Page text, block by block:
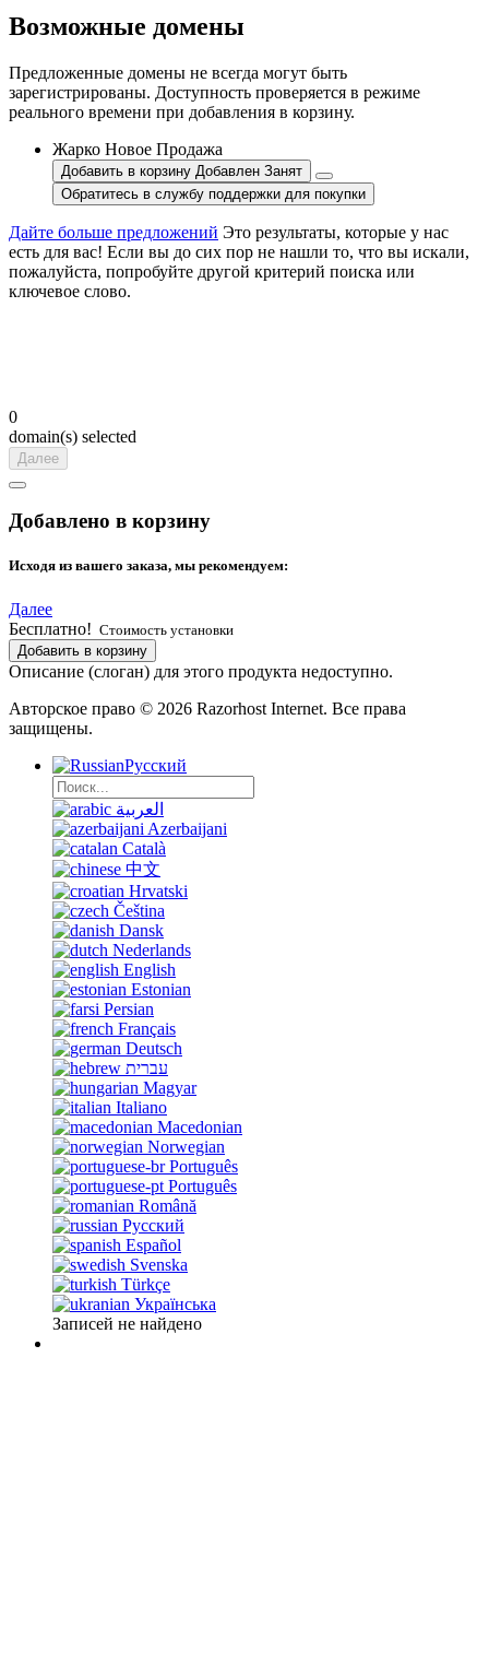
Возможные домены
Предложенные домены не всегда могут быть
зарегистрированы. Доступность проверяется в режиме
реального времени при добавления в корзину.
Жарко Новое Продажа
Добавить в корзину Добавлен Занят
Обратитесь в службу поддержки для покупки
Дайте больше предложений Это результаты, которые у нас
есть для вас! Если вы до сих пор не нашли то, что вы искали,
пожалуйста, попробуйте другой критерий поиска или
ключевое слово.
0
domain(s) selected
Далее
Добавлено в корзину
Исходя из вашего заказа, мы рекомендуем:
Далее
Бесплатно! Стоимость установки
Добавить в корзину
Описание (слоган) для этого продукта недоступно.
Авторское право © 2026 Razorhost Internet. Все права
защищены.
Русский
العربية
Azerbaijani
Català
中文
Hrvatski
Čeština
Dansk
Nederlands
English
Estonian
Persian
Français
Deutsch
עברית
Magyar
Italiano
Macedonian
Norwegian
Português
Português
Română
Русский
Español
Svenska
Türkçe
Українська
Записей не найдено